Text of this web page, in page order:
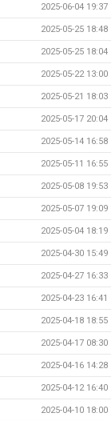
2025-06-04 19:37
2025-05-25 18:48
2025-05-25 18:04
2025-05-22 13:00
2025-05-21 18:03
2025-05-17 20:04
2025-05-14 16:58
2025-05-11 16:55
2025-05-08 19:53
2025-05-07 19:09
2025-05-04 18:19
2025-04-30 15:49
2025-04-27 16:33
2025-04-23 16:41
2025-04-18 18:55
2025-04-17 08:30
2025-04-16 14:28
2025-04-12 16:40
2025-04-10 18:00